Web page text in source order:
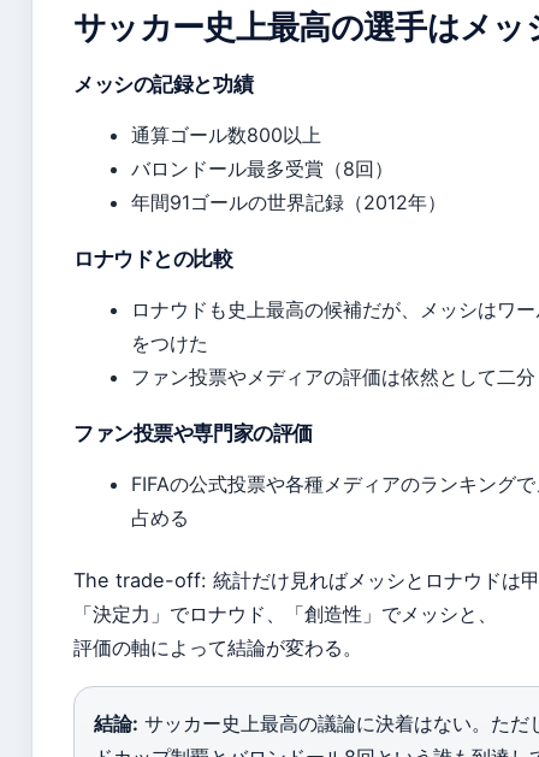
サッカー史上最高の選手はメ
メッシの記録と功績
通算ゴール数800以上
バロンドール最多受賞（8回）
年間91ゴールの世界記録（2012年）
ロナウドとの比較
ロナウドも史上最高の候補だが、メッシはワ
をつけた
ファン投票やメディアの評価は依然として二分
ファン投票や専門家の評価
FIFAの公式投票や各種メディアのランキング
占める
The trade-off: 統計だけ見ればメッシとロナウドは
「決定力」でロナウド、「創造性」でメッシと、
評価の軸によって結論が変わる。
結論: サッカー史上最高の議論に決着はない。ただ